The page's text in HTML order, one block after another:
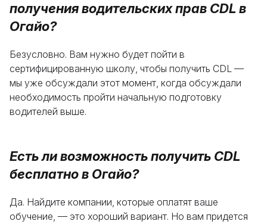
получения водительских прав CDL в
Огайо?
Безусловно. Вам нужно будет пойти в
сертифицированную школу, чтобы получить CDL —
мы уже обсуждали этот момент, когда обсуждали
необходимость пройти начальную подготовку
водителей выше.
Есть ли возможность получить CDL
бесплатно в Огайо?
Да. Найдите компании, которые оплатят ваше
обучение, — это хороший вариант. Но вам придется